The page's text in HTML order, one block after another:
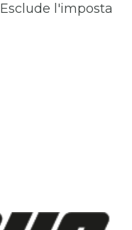
Esclude l'imposta